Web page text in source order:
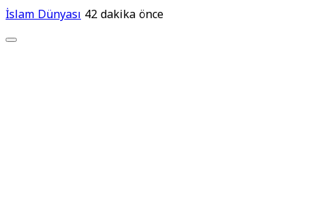
İslam Dünyası42 dakika önce